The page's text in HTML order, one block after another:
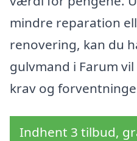
mindre reparation
renovering, kan du
gulvmand i Farum
krav og
Indhent 3 tilbud,